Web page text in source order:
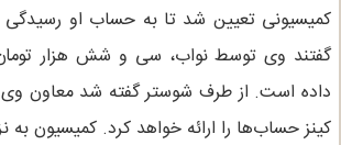
کمیسیونی تعیین شد تا به حساب او
گفتند وی توسط نواب، سی و شش هزار
داده است. از طرف شوستر گفته شد معاون وی
کینز حساب‌ها را ارائه خواهد کرد. کمیسیون به